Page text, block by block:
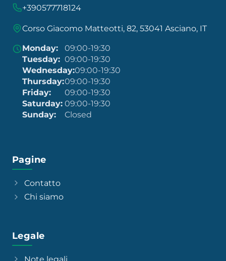
+390577718124
Corso Giacomo Matteotti, 82, 53041 Asciano, IT
Monday:
09:00-19:30
Tuesday: 09:00-19:30
Wednesday:09:00-19:30
Thursday:09:00-19:30
Friday:
09:00-19:30
Saturday: 09:00-19:30
Sunday:
Closed
Pagine
Contatto
Chi siamo
Legale